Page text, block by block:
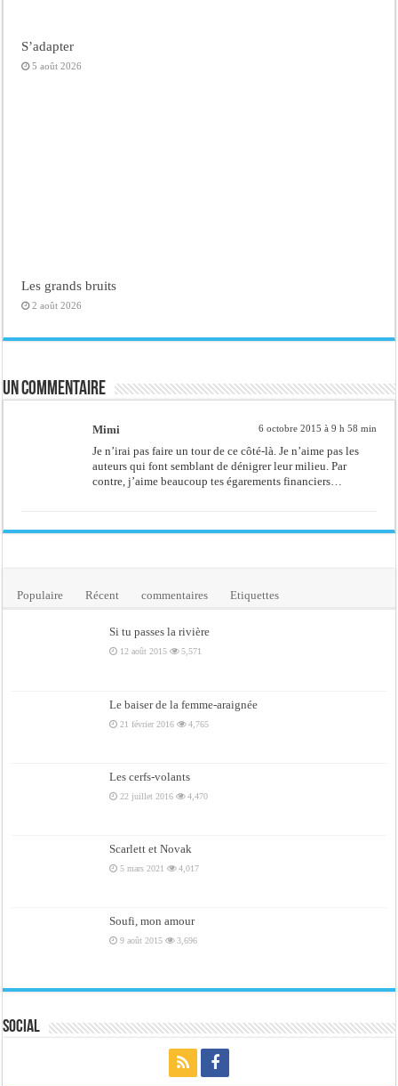
S’adapter
5 août 2026
Les grands bruits
2 août 2026
Un commentaire
Mimi 6 octobre 2015 à 9 h 58 min
Je n’irai pas faire un tour de ce côté-là. Je n’aime pas les
auteurs qui font semblant de dénigrer leur milieu. Par
contre, j’aime beaucoup tes égarements financiers…
Populaire Récent commentaires Etiquettes
Si tu passes la rivière
12 août 2015 5,571
Le baiser de la femme-araignée
21 février 2016 4,765
Les cerfs-volants
22 juillet 2016 4,470
Scarlett et Novak
5 mars 2021 4,017
Soufi, mon amour
9 août 2015 3,696
Social